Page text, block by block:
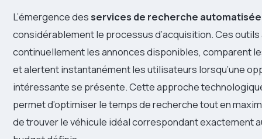
L’émergence desservices de recherche automatisée
considérablement le processus d’acquisition. Ces
continuellement les annonces disponibles, comparent
et alertent instantanément les utilisateurs lorsqu’une
intéressante se présente. Cette approche
permet d’optimiser le temps de recherche tout en
de trouver le véhicule idéal correspondant exactement